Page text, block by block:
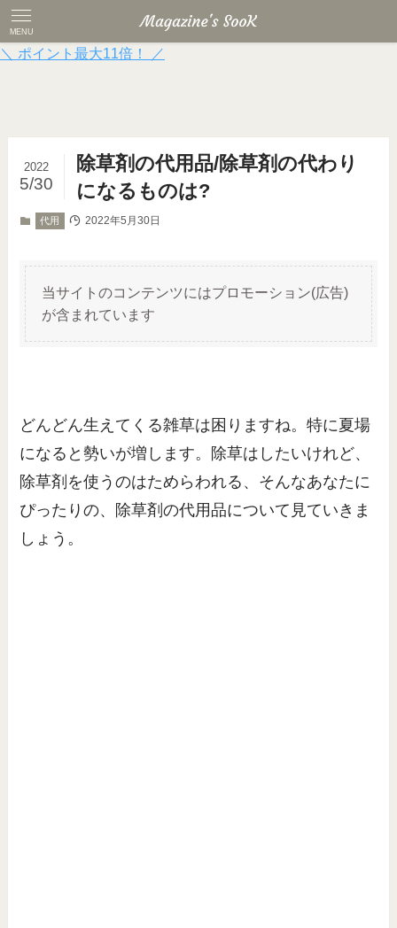
MENU
＼ ポイント最大11倍！ ／
除草剤の代用品/除草剤の代わり
になるものは?
2022
5/30
代用 2022年5月30日
当サイトのコンテンツにはプロモーション(広告)
が含まれています
どんどん生えてくる雑草は困りますね。特に夏場
になると勢いが増します。除草はしたいけれど、
除草剤を使うのはためらわれる、そんなあなたに
ぴったりの、除草剤の代用品について見ていきま
しょう。